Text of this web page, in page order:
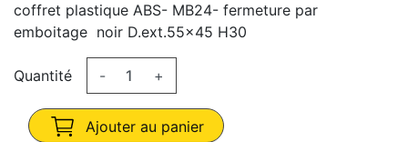
coffret plastique ABS- MB24- fermeture par
emboitage noir D.ext.55x45 H30
Quantité - +
Ajouter au panier